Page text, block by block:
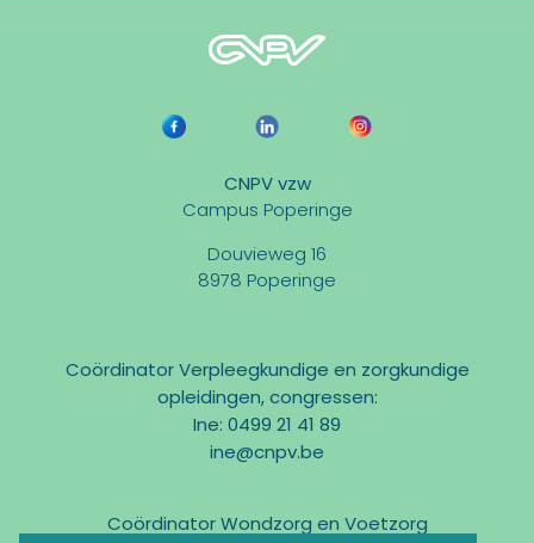
CNPV vzw
Campus Poperinge
Douvieweg 16
8978 Poperinge
Coördinator Verpleegkundige en zorgkundige
opleidingen, congressen:
Ine: 0499 21 41 89
ine@cnpv.be
Coördinator Wondzorg en Voetzorg